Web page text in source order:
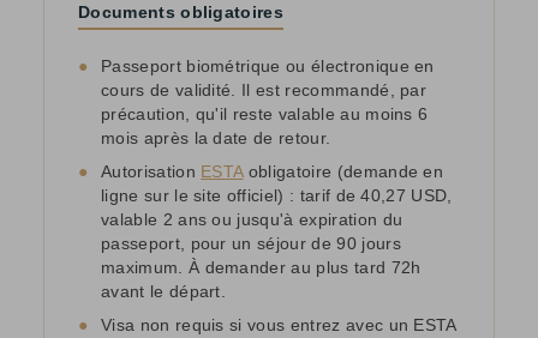
Documents obligatoires
●
Passeport biométrique ou électronique en
cours de validité. Il est recommandé, par
précaution, qu'il reste valable au moins 6
mois après la date de retour.
●
Autorisation ESTAobligatoire (demande en
ligne sur le site officiel) : tarif de 40,27 USD,
valable 2 ans ou jusqu'à expiration du
passeport, pour un séjour de 90 jours
maximum. À demander au plus tard 72h
avant le départ.
●
Visa non requis si vous entrez avec un ESTA